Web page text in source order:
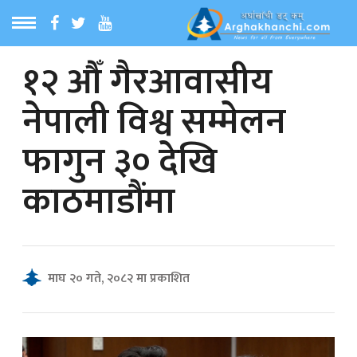
MENU
समाचार
समाचार
१२ औँ गैरआवासीय
नेपाली विश्व सम्मेलन
फागुन ३० देखि
काठमाडौंमा
माघ २० गते, २०८२ मा प्रकाशित